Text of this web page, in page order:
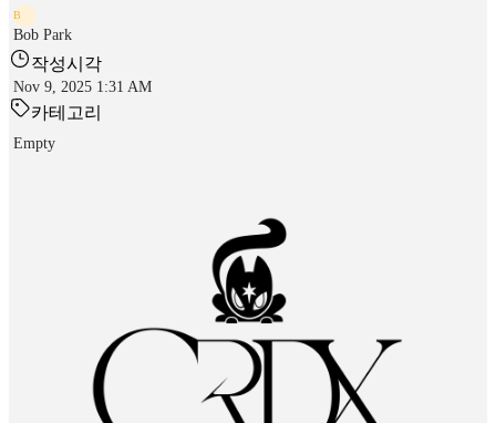
B
Bob Park
작성시각
Nov 9, 2025 1:31 AM
카테고리
Empty